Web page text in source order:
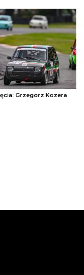
Grzegorz Kozera